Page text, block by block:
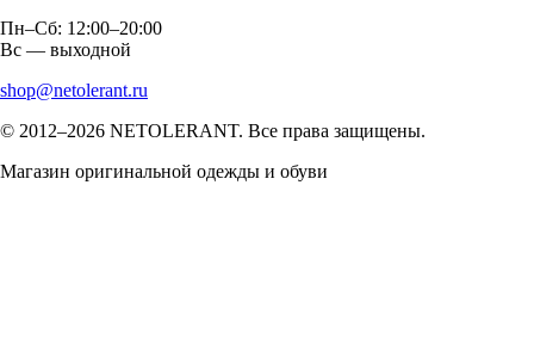
Пн–Сб: 12:00–20:00
Вс — выходной
shop@netolerant.ru
© 2012–2026 NETOLERANT. Все права защищены.
Магазин оригинальной одежды и обуви